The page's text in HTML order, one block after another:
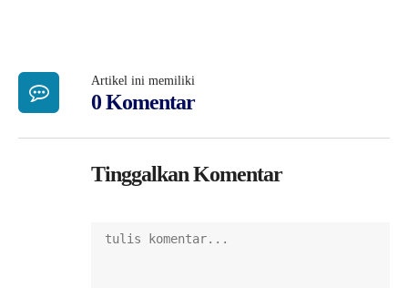
Artikel ini memiliki
0 Komentar
Tinggalkan Komentar